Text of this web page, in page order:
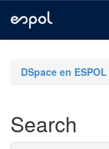
navigationDSpace en ESPOL
Search